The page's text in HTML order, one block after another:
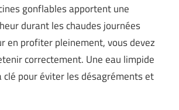
gonflables apportent une
durant les chaudes journées
en profiter pleinement, vous devez
correctement. Une eau limpide
pour éviter les désagréments et